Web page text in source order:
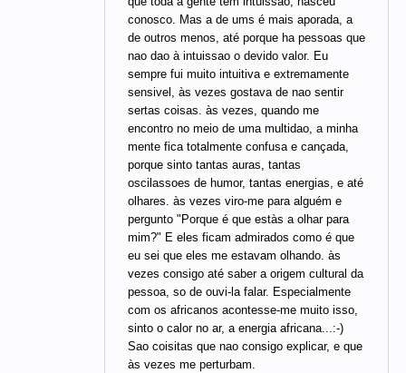
conosco. Mas a de ums é mais aporada, a
de outros menos, até porque ha pessoas que
nao dao à intuissao o devido valor. Eu
sempre fui muito intuitiva e extremamente
sensivel, às vezes gostava de nao sentir
sertas coisas. às vezes, quando me
encontro no meio de uma multidao, a minha
mente fica totalmente confusa e cançada,
porque sinto tantas auras, tantas
oscilassoes de humor, tantas energias, e até
olhares. às vezes viro-me para alguém e
pergunto "Porque é que estàs a olhar para
mim?" E eles ficam admirados como é que
eu sei que eles me estavam olhando. às
vezes consigo até saber a origem cultural da
pessoa, so de ouvi-la falar. Especialmente
com os africanos acontesse-me muito isso,
sinto o calor no ar, a energia africana...:-)
Sao coisitas que nao consigo explicar, e que
às vezes me perturbam.